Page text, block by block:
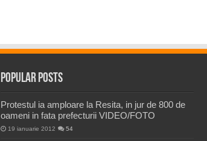
Popular Posts
Protestul ia amploare la Resita, in jur de 800 de
oameni in fata prefecturii VIDEO/FOTO
19 ianuarie 2012 54